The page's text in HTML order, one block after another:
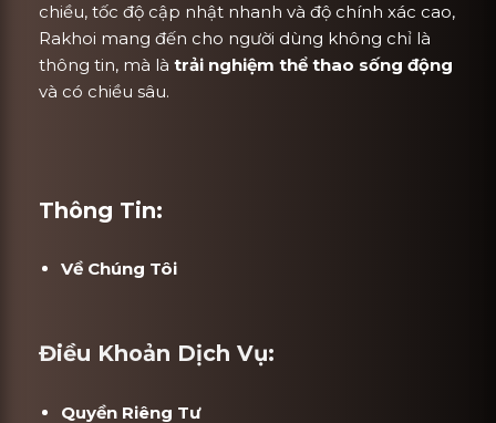
chiều, tốc độ cập nhật nhanh và độ chính xác cao,
Rakhoi mang đến cho người dùng không chỉ là
thông tin, mà là trải nghiệm thể thao sống động
và có chiều sâu.
Thông Tin:
Về Chúng Tôi
Điều Khoản Dịch Vụ:
Quyền Riêng Tư